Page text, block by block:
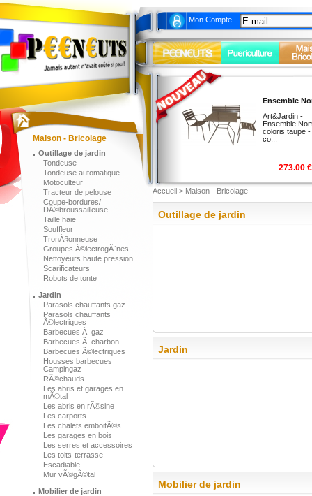
Maison - Bricolage
Outillage de jardin
Tondeuse
Tondeuse automatique
Motoculteur
Tracteur de pelouse
Coupe-bordures/
DÃ©broussailleuse
Taille haie
Souffleur
TronÃ§onneuse
Groupes Ã©lectrogÃ¨nes
Nettoyeurs haute pression
Scarificateurs
Robots de tonte
Jardin
Parasols chauffants gaz
Parasols chauffants
Ã©lectriques
Barbecues Ã gaz
Barbecues Ã charbon
Barbecues Ã©lectriques
Housses barbecues
Campingaz
RÃ©chauds
Les abris et garages en
mÃ©tal
Les abris en rÃ©sine
Les carports
Les chalets emboitÃ©s
Les garages en bois
Les serres et accessoires
Les toits-terrasse
Escadiable
Mur vÃ©gÃ©tal
Mobilier de jardin
Mon Compte
Ensemble
Art&Jardin -
Ensemble
coloris taupe -
co...
273.00 €
au lieu
Accueil > Maison - Bricolage
Outillage de jardin
Jardin
Mobilier de jardin